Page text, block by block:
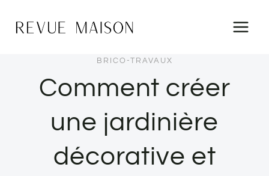
BRICO-TRAVAUX
Comment créer
une jardinière
décorative et